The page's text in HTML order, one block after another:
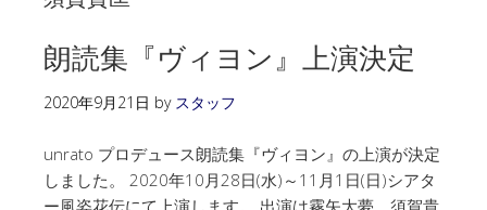
朗読集『ヴィヨン』上演決定
2020年9月21日 by スタッフ
unrato プロデュース朗読集『ヴィヨン』の上演が決定
しました。 2020年10月28日(水)～11月1日(日)シアタ